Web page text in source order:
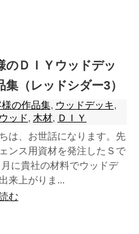
のＤＩＹウッドデッ
集（レッドシダー3）
様の作品集, ウッドデッキ,
ッド, 木材, ＤＩＹ
は、お世話になります。先
ンス用資材を発注したＳで
に貴社の材料でウッドデ
来上がりま...
む